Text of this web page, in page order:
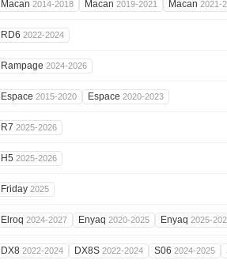
Macan 2014-2018 Macan 2019-2021 Macan 2021-
RD6 2022-2024
Rampage 2024-2026
Espace 2015-2020 Espace 2020-2023
R7 2025-2026
H5 2025-2026
Friday 2025
Elroq 2024-2027 Enyaq 2020-2025 Enyaq 2025-
DX8 2022-2024 DX8S 2022-2024 S06 2024-2025